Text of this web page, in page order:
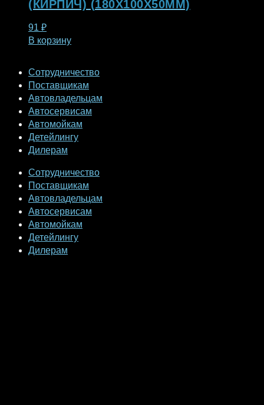
(КИРПИЧ) (180X100X50ММ)
91 ₽
В корзину
Сотрудничество
Поставщикам
Автовладельцам
Автосервисам
Автомойкам
Детейлингу
Дилерам
Сотрудничество
Поставщикам
Автовладельцам
Автосервисам
Автомойкам
Детейлингу
Дилерам